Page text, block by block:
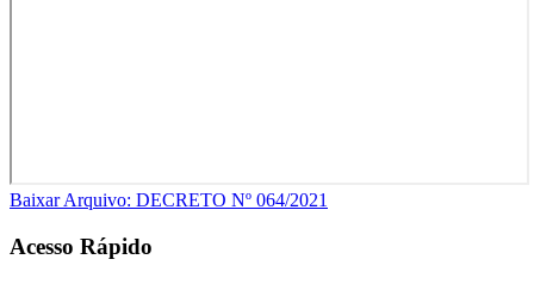
Baixar Arquivo: DECRETO Nº 064/2021
Acesso Rápido